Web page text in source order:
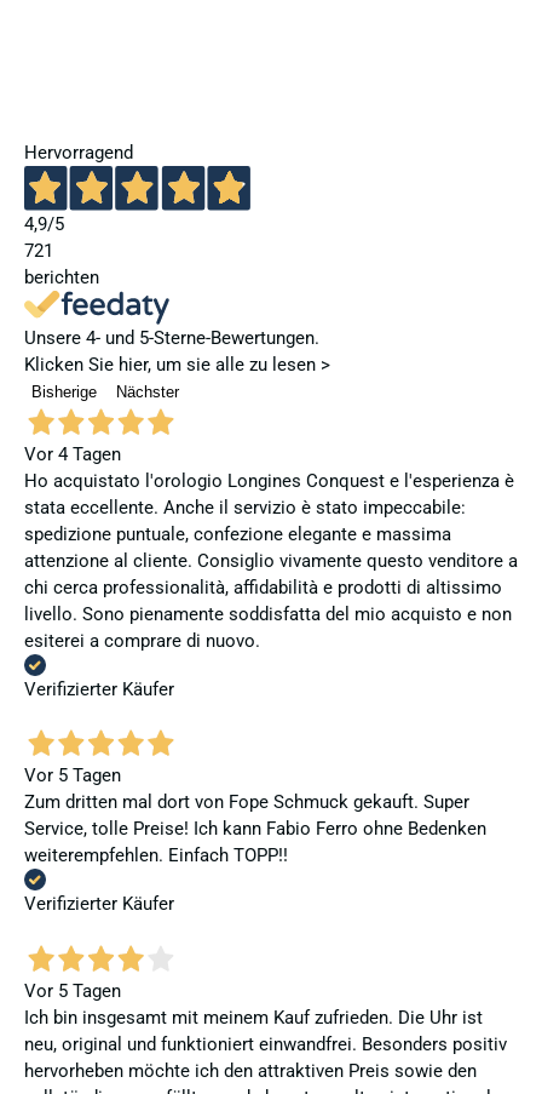
Hervorragend
4,9/5
721
berichten
Unsere 4- und 5-Sterne-Bewertungen.
Klicken Sie hier, um sie alle zu lesen >
Bisherige Nächster
Vor 4 Tagen
Ho acquistato l'orologio Longines Conquest e l'esperienza è
stata eccellente. Anche il servizio è stato impeccabile:
spedizione puntuale, confezione elegante e massima
attenzione al cliente. Consiglio vivamente questo venditore a
chi cerca professionalità, affidabilità e prodotti di altissimo
livello. Sono pienamente soddisfatta del mio acquisto e non
esiterei a comprare di nuovo.
Verifizierter Käufer
Vor 5 Tagen
Zum dritten mal dort von Fope Schmuck gekauft. Super
Service, tolle Preise! Ich kann Fabio Ferro ohne Bedenken
weiterempfehlen. Einfach TOPP!!
Verifizierter Käufer
Vor 5 Tagen
Ich bin insgesamt mit meinem Kauf zufrieden. Die Uhr ist
neu, original und funktioniert einwandfrei. Besonders positiv
hervorheben möchte ich den attraktiven Preis sowie den